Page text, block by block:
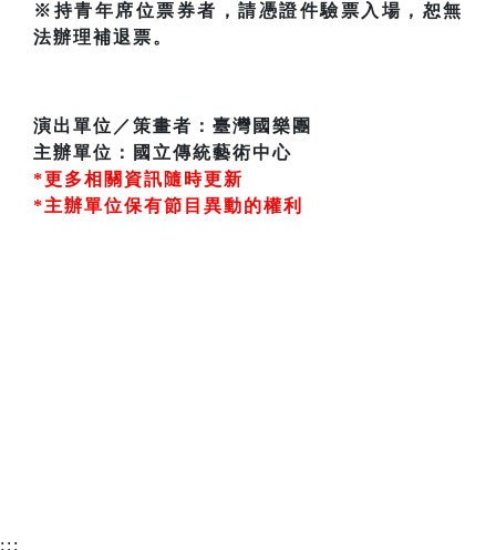
※持青年席位票券者，請憑證件驗票入場，恕無
法辦理補退票。
演出單位／策畫者：臺灣國樂團
主辦單位：國立傳統藝術中心
*更多相關資訊隨時更新
*主辦單位保有節目異動的權利
:::